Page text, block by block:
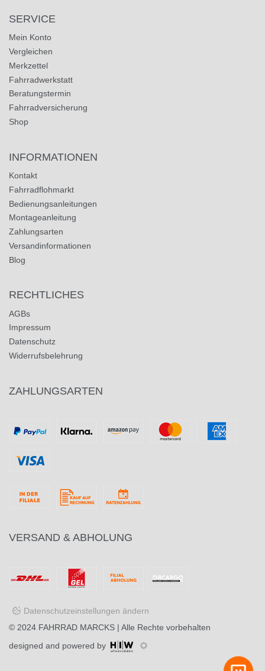
SERVICE
Mein Konto
Vergleichen
Merkzettel
Fahrradwerkstatt
Beratungstermin
Fahrradversicherung
Shop
INFORMATIONEN
Kontakt
Fahrradflohmarkt
Bedienungsanleitungen
Montageanleitung
Zahlungsarten
Versandinformationen
Blog
RECHTLICHES
AGBs
Impressum
Datenschutz
Widerrufsbelehrung
ZAHLUNGSARTEN
VERSAND & ABHOLUNG
Datenschutzeinstellungen ändern
© 2024 FAHRRAD MARCKS | Alle Rechte vorbehalten
designed and powered by